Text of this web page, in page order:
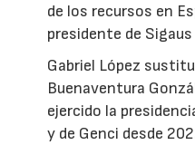
de los recursos en
presidente de Sigaus
Gabriel López
Buenaventura
ejercido la
y de Genci desde